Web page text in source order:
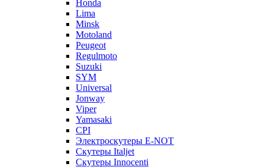
Honda
Lima
Minsk
Motoland
Peugeot
Regulmoto
Suzuki
SYM
Universal
Jonway
Viper
Yamasaki
CPI
Электроскутеры E-NOT
Скутеры Italjet
Скутеры Innocenti